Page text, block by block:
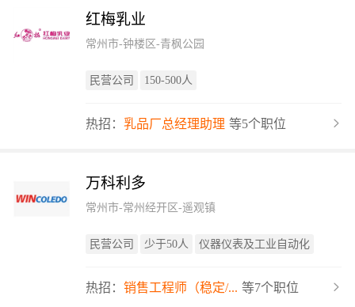
红梅乳业
常州市-钟楼区-青枫公园
民营公司 150-500人
热招： 乳品厂总经理助理 等5个职位
万科利多
常州市-常州经开区-遥观镇
民营公司 少于50人 仪器仪表及工业自动化
热招： 销售工程师（稳定/... 等7个职位